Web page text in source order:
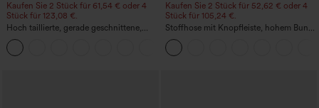
Kaufen Sie 2 Stück für 61,54 € oder 4
Stück für 123,08 €.
Hoch taillierte, gerade geschnittene,
legere Leinen-Optik-Hose mit Taschen
Kaufen Sie 2 Stück für 52,62 € oder 4
Stück für 105,24 €.
Stoffhose mit Knopfleiste, hohem Bund,
mehreren Taschen und geradem Bein